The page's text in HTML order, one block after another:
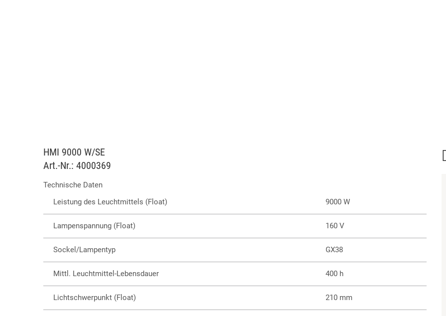
HMI 9000 W/SE
Art.-Nr.: 4000369
Technische Daten
Leistung des Leuchtmittels (Float)
9000 W
Lampenspannung (Float) 160 V
Sockel/Lampentyp GX38
Mittl. Leuchtmittel-Lebensdauer 400 h
Lichtschwerpunkt (Float) 210 mm